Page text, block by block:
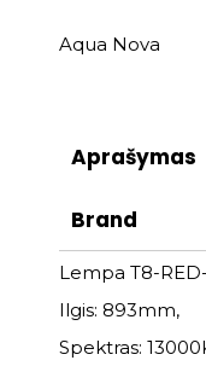
Aqua Nova
Aprašymas
Brand
Lempa T8-
Ilgis: 893mm,
Spektras: